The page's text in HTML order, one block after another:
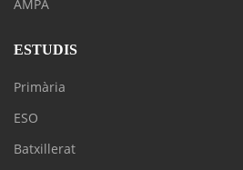
AMPA
ESTUDIS
Primària
ESO
Batxillerat